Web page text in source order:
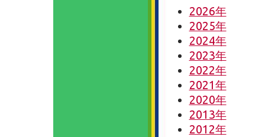
2026年
2025年
2024年
2023年
2022年
2021年
2020年
2013年
2012年